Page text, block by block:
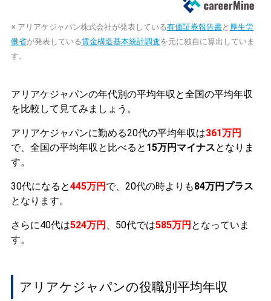
※ アリアケジャパン株式会社が発表している有価証券報告書と 厚生労
働省が発表している賃金構造基本統計調査を元に独自に算出していま
す。
アリアケジャパンの年代別の平均年収と全国の平均年収
を比較して見てみましょう。
アリアケジャパンに勤める20代の平均年収は361万円
で、全国の平均年収と比べると 15万円マイナスとなりま
す。
30代になると445万円 で、20代の時よりも84万円プラス
となります。
さらに40代は524万円 、50代では585万円 となっていま
す。
アリアケジャパンの役職別平均年収